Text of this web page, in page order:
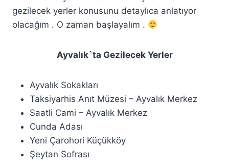
gezilecek yerler konusunu detaylıca anlatıyor
olacağım . O zaman başlayalım .
Ayvalık`ta Gezilecek Yerler
Ayvalık Sokakları
Taksiyarhis Anıt Müzesi – Ayvalık Merkez
Saatli Cami – Ayvalık Merkez
Cunda Adası
Yeni Çarohori Küçükköy
Şeytan Sofrası